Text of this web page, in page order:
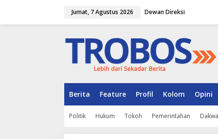
Jumat, 7 Agustus 2026 Dewan Direksi
Berita Feature Profil Kolom Opini
Politik Hukum Tokoh Pemerintahan